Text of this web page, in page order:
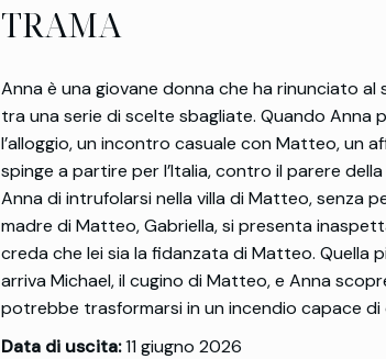
TRAMA
Anna è una giovane donna che ha rinunciato
tra una serie di scelte sbagliate. Quando
l’alloggio, un incontro casuale con Matteo, un
spinge a partire per l’Italia, contro il parere
Anna di intrufolarsi nella villa di Matteo, senza
madre di Matteo, Gabriella, si presenta
creda che lei sia la fidanzata di Matteo. Quella
arriva Michael, il cugino di Matteo, e Anna
potrebbe trasformarsi in un incendio capace di
Data di uscita:11 giugno 2026